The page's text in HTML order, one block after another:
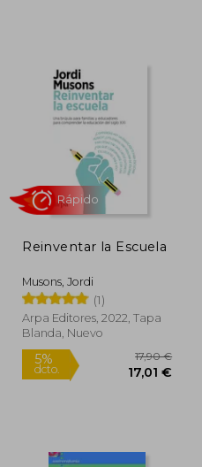
5%
Rápido
Reinventar la Escuela
Musons, Jordi
(1)
Arpa Editores, 2022, Tapa
Blanda, Nuevo